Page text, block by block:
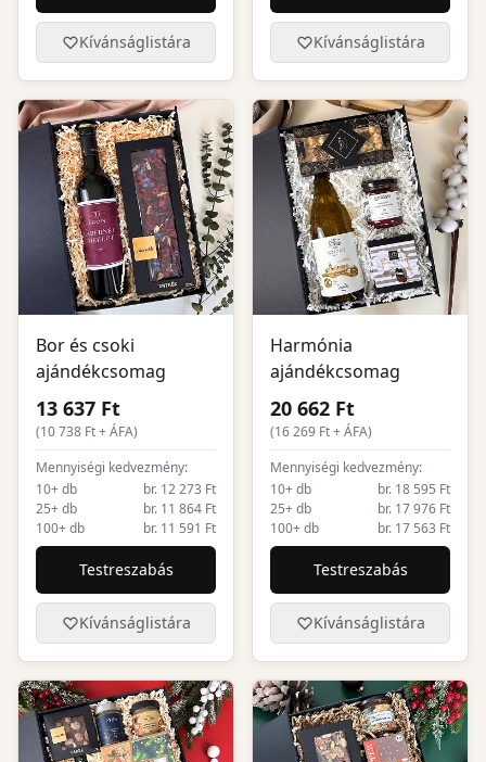
Kívánságlistára Kívánságlistára
Bor és csoki
ajándékcsomag
13 637 Ft
(10 738 Ft + ÁFA)
Mennyiségi kedvezmény:
10+ db
br. 12 273 Ft
25+ db
br. 11 864 Ft
100+ db
br. 11 591 Ft
Testreszabás
Kívánságlistára
Harmónia
ajándékcsomag
20 662 Ft
(16 269 Ft + ÁFA)
Mennyiségi kedvezmény:
10+ db
br. 18 595 Ft
25+ db
br. 17 976 Ft
100+ db
br. 17 563 Ft
Testreszabás
Kívánságlistára